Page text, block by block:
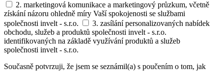
2. marketingová komunikace a marketingový průzkum, včetně
získání názoru ohledně míry Vaší spokojenosti se službami
společnosti invelt - s.r.o.
3. zasílání personalizovaných nabídek
obchodu, služeb a produktů společnosti invelt - s.r.o.
identifikovaných na základě využívání produktů a služeb
společnosti invelt - s.r.o.
Současně potvrzuji, že jsem se seznámil(a) s poučením o tom, jak